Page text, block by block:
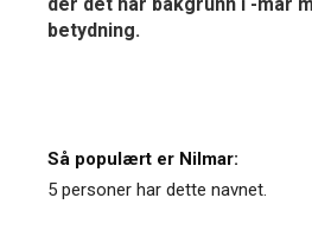
betydning.
Så populært er Nilmar:
5 personer har dette navnet.